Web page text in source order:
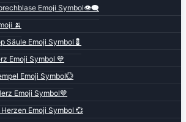
Emoji Symbol👁️‍🗨️
🍌
Säule Emoji Symbol💈
Emoji Symbol 💙
Emoji Symbol💮
Emoji Symbol🤎
Emoji Symbol 💞